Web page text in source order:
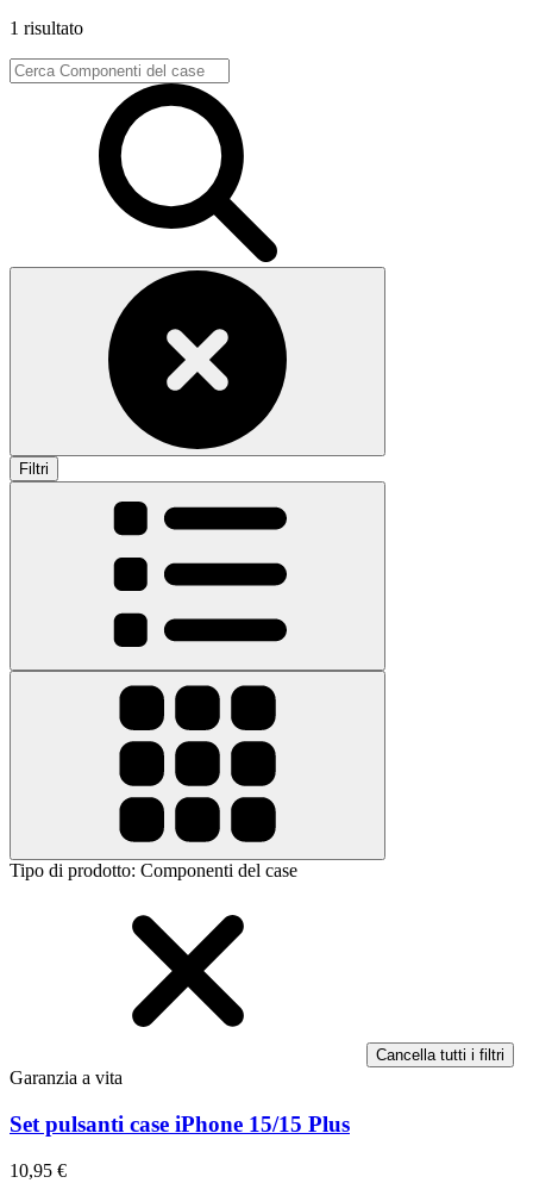
1 risultato
Filtri
Tipo di prodotto: Componenti del case
Cancella tutti i filtri
Garanzia a vita
Set pulsanti case iPhone 15/15 Plus
10,95 €